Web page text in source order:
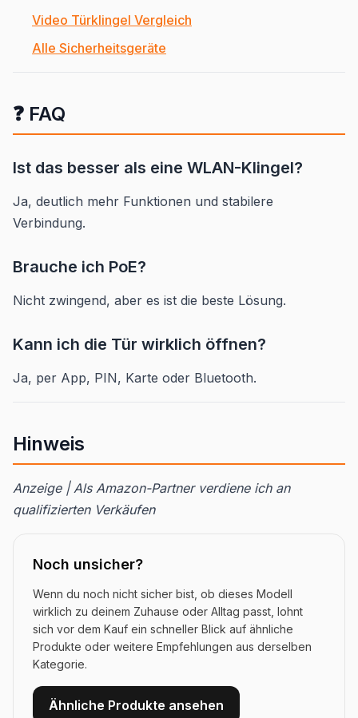
Video Türklingel Vergleich
Alle Sicherheitsgeräte
❓ FAQ
Ist das besser als eine WLAN-Klingel?
Ja, deutlich mehr Funktionen und stabilere
Verbindung.
Brauche ich PoE?
Nicht zwingend, aber es ist die beste Lösung.
Kann ich die Tür wirklich öffnen?
Ja, per App, PIN, Karte oder Bluetooth.
Hinweis
Anzeige | Als Amazon-Partner verdiene ich an
qualifizierten Verkäufen
Noch unsicher?
Wenn du noch nicht sicher bist, ob dieses Modell
wirklich zu deinem Zuhause oder Alltag passt, lohnt
sich vor dem Kauf ein schneller Blick auf ähnliche
Produkte oder weitere Empfehlungen aus derselben
Kategorie.
Ähnliche Produkte ansehen